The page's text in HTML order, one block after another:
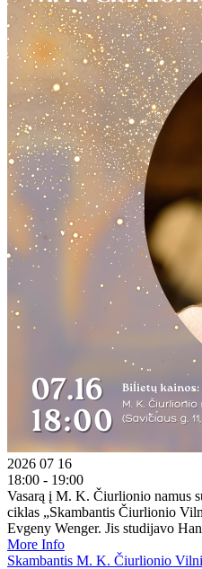
2026 07 16
18:00 - 19:00
Vasarą į M. K. Čiurlionio namus
ciklas „Skambantis Čiurlionio
Evgeny Wenger. Jis studijavo
More Info
Skambantis M. K. Čiurlionio